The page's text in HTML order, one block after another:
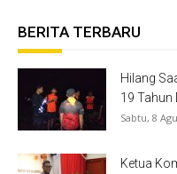
BERITA TERBARU
Hilang
19 Tahun
Sabtu, 8
Ketua